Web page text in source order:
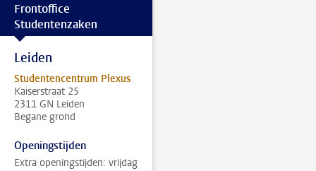
Frontoffice
Studentenzaken
Leiden
Studentencentrum Plexus
Kaiserstraat 25
2311 GN Leiden
Begane grond
Openingstijden
Extra openingstijden: vrijdag